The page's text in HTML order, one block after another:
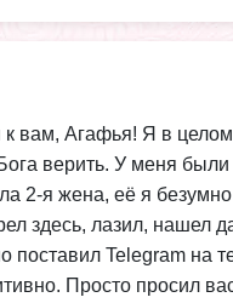
вам, Агафья! Я в
верить. У меня
я жена, её я
здесь, лазил,
Telegram на
Просто просил